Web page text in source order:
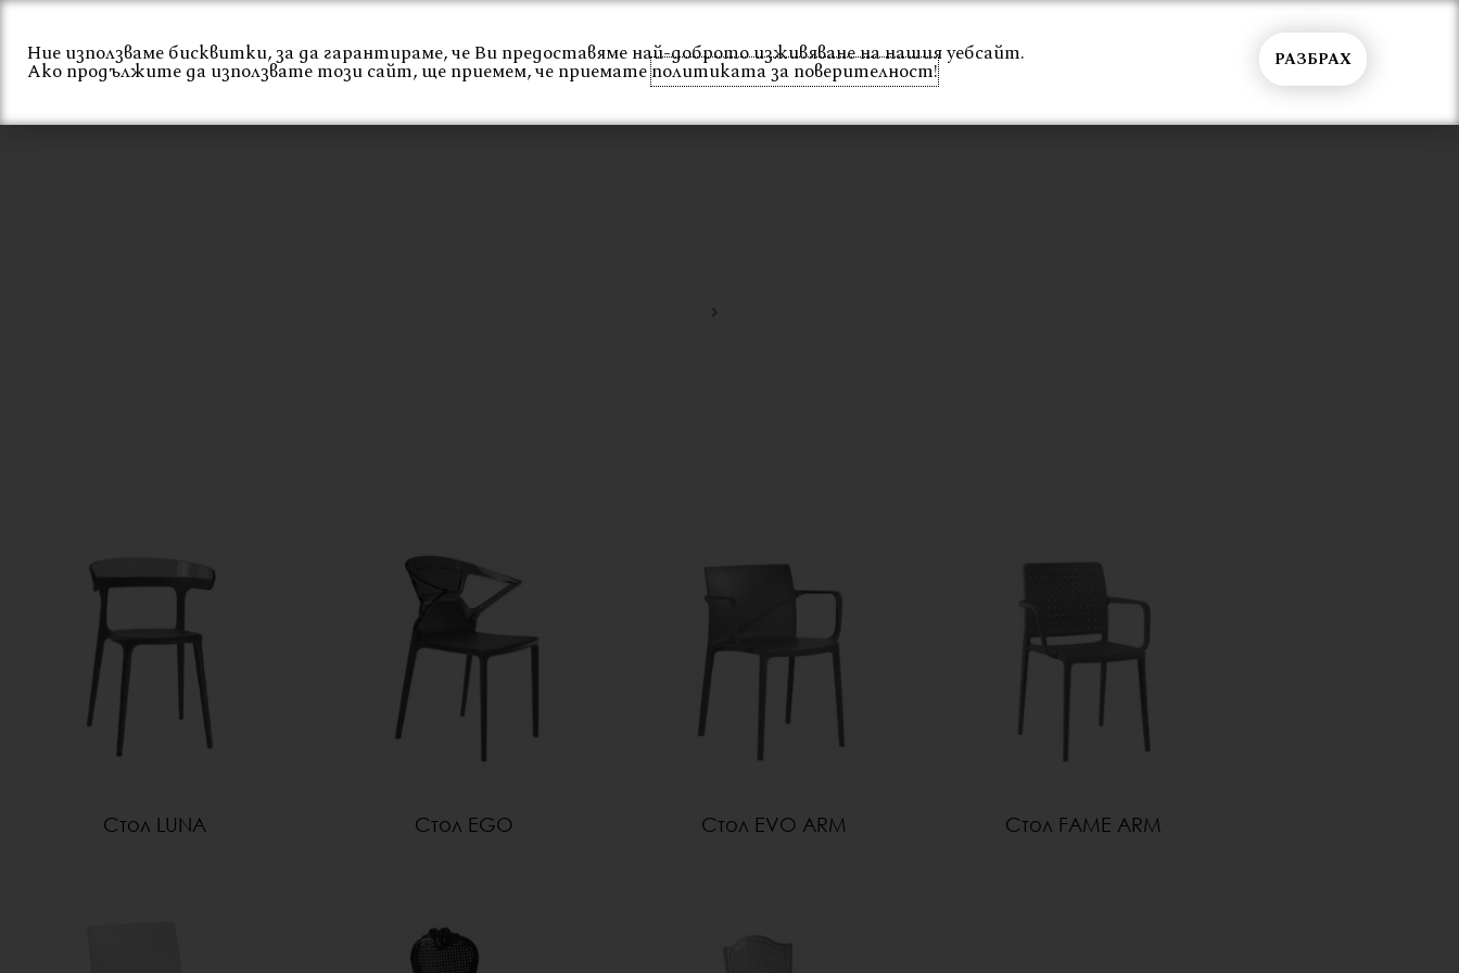
Skip
content
Начало За нас Интериор Екстериор Каталог Проекти Общи условия Вход
Стол LUNA Стол EGO Стол EVO ARM Стол FAME ARM
Ние използваме бисквитки, за да гарантираме, че Ви предоставяме най-доброто изживяване на нашия уебсайт.
Ако продължите да използвате този сайт, ще приемем, че приематеполитиката за поверителност! РАЗБРАХ